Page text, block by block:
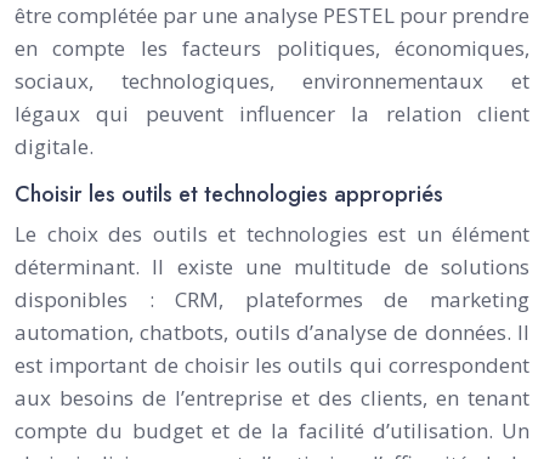
être complétée par une analyse PESTEL pour prendre
en compte les facteurs politiques, économiques,
sociaux, technologiques, environnementaux et
légaux qui peuvent influencer la relation client
digitale.
Choisir les outils et technologies appropriés
Le choix des outils et technologies est un élément
déterminant. Il existe une multitude de solutions
disponibles : CRM, plateformes de marketing
automation, chatbots, outils d’analyse de données. Il
est important de choisir les outils qui correspondent
aux besoins de l’entreprise et des clients, en tenant
compte du budget et de la facilité d’utilisation. Un